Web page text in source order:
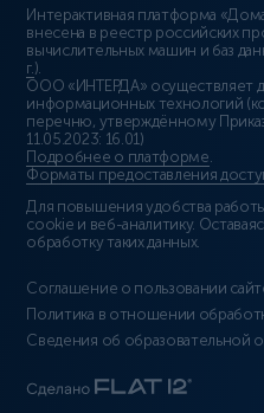
Интерактивная платформа
внесена в реестр российских
вычислительных машин и баз
г.).
ООО «ИНТЕРДА» осуществляет
информационных технологий
перечню, утверждённому
11.05.2023: 16.01)
Подробнее о платформе.
Форматы предоставления
Для повышения удобства
cookie и веб-аналитику.
обработку таких данных.
Соглашение о пользовании
Политика в отношении
Сведения об образовательной